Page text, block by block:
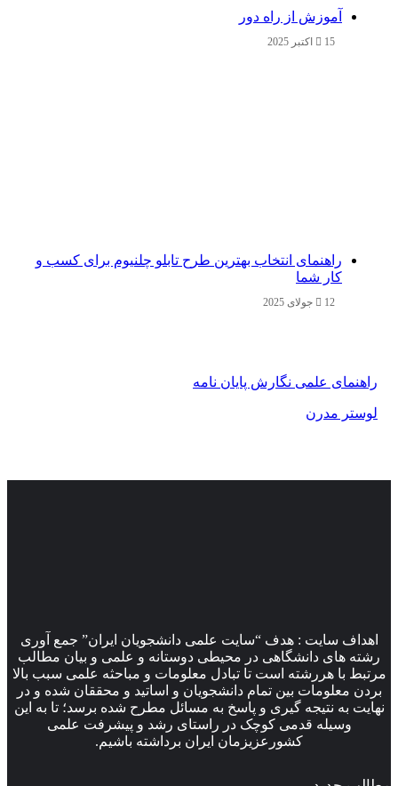
آموزش از راه دور
15 اکتبر 2025
راهنمای انتخاب بهترین طرح تابلو چلنیوم برای کسب و
کار شما
12 جولای 2025
راهنمای علمی نگارش پایان نامه
لوستر مدرن
اهداف سایت : هدف “سایت علمی دانشجویان ایران” جمع آوری
رشته های دانشگاهی در محیطی دوستانه و علمی و بیان مطالب
مرتبط با هررشته است تا تبادل معلومات و مباحثه علمی سبب بالا
بردن معلومات بین تمام دانشجویان و اساتید و محققان شده و در
نهایت به نتیجه گیری و پاسخ به مسائل مطرح شده برسد؛ تا به این
وسیله قدمی کوچک در راستای رشد و پیشرفت علمی
کشورعزیزمان ایران برداشته باشیم.